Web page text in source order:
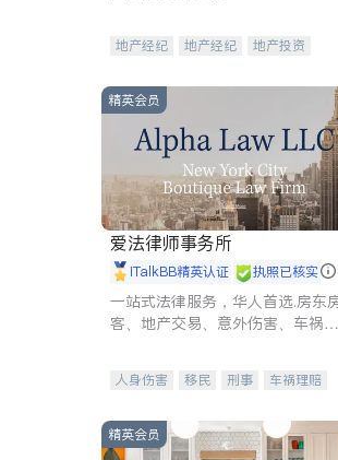
地产经纪 地产经纪
地产投资
精英会员
爱法律师事务所
iTalkBB精英认证 执照已核实
一站式法律服务，华人首选.房东
客、地产交易、意外伤害、车祸重
人身伤害 移民 刑事
车祸理赔
商标注册
索赔 律师-其它 保释
精英会员